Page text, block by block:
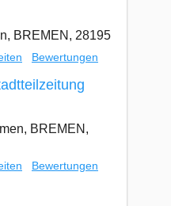
BREMEN, 28195
Bewertungen
BREMEN,
Bewertungen